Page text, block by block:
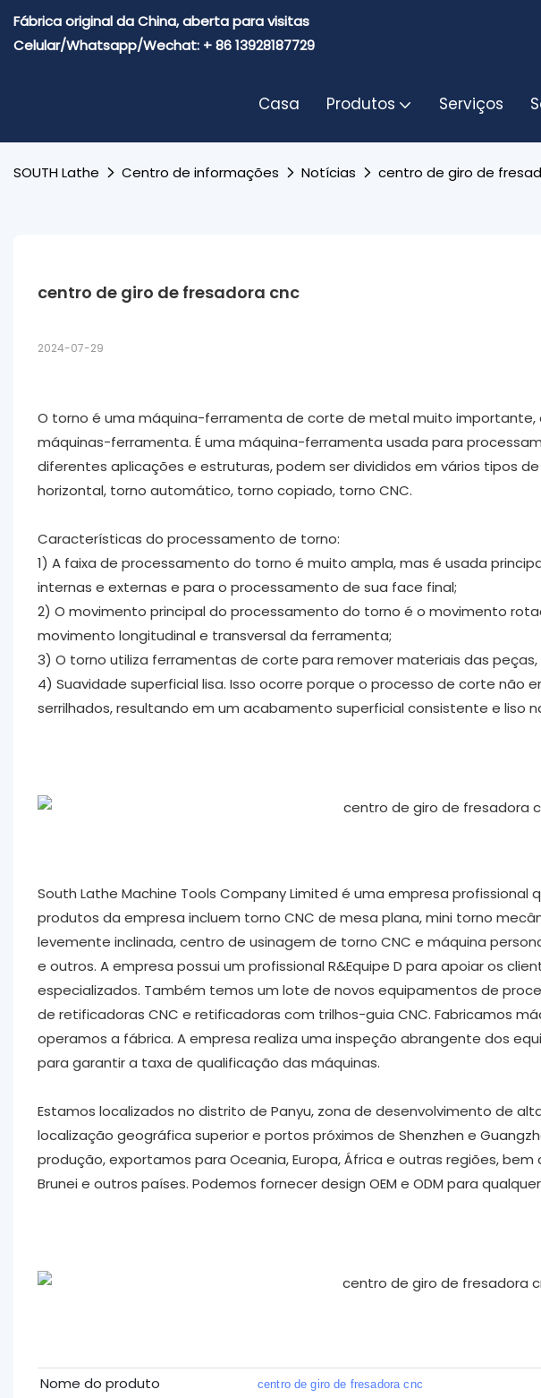
Fábrica original da China, aberta para visitas
Celular/Whatsapp/Wechat: + 86 13928187729
Casa Produtos Serviços
SOUTH Lathe Centro de informações Notícias centro de giro de
centro de giro de fresadora cnc
2024-07-29
O torno é uma máquina-ferramenta de corte de metal muito importante,
máquinas-ferramenta. É uma máquina-ferramenta usada para
diferentes aplicações e estruturas, podem ser divididos em vários tipos
horizontal, torno automático, torno copiado, torno CNC.
Características do processamento de torno:
1) A faixa de processamento do torno é muito ampla, mas é usada
internas e externas e para o processamento de sua face final;
2) O movimento principal do processamento do torno é o movimento
movimento longitudinal e transversal da ferramenta;
3) O torno utiliza ferramentas de corte para remover materiais das
4) Suavidade superficial lisa. Isso ocorre porque o processo de corte não
serrilhados, resultando em um acabamento superficial consistente e liso
South Lathe Machine Tools Company Limited é uma empresa profissional
produtos da empresa incluem torno CNC de mesa plana, mini torno
levemente inclinada, centro de usinagem de torno CNC e máquina
e outros. A empresa possui um profissional R&Equipe D para apoiar os
especializados. Também temos um lote de novos equipamentos de
de retificadoras CNC e retificadoras com trilhos-guia CNC. Fabricamos
operamos a fábrica. A empresa realiza uma inspeção abrangente dos
para garantir a taxa de qualificação das máquinas.
Estamos localizados no distrito de Panyu, zona de desenvolvimento de
localização geográfica superior e portos próximos de Shenzhen e
produção, exportamos para Oceania, Europa, África e outras regiões, bem
Brunei e outros países. Podemos fornecer design OEM e ODM para
Nome do produto centro de giro de fresadora cnc